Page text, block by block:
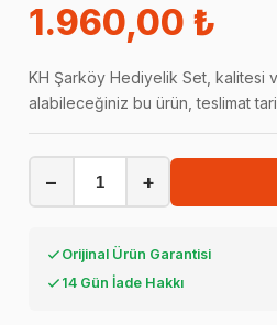
1.960,00 ₺
KH Şarköy Hediyelik Set, kalitesi
alabileceğiniz bu ürün, teslimat
− +
Orijinal Ürün Garantisi
14 Gün İade Hakkı